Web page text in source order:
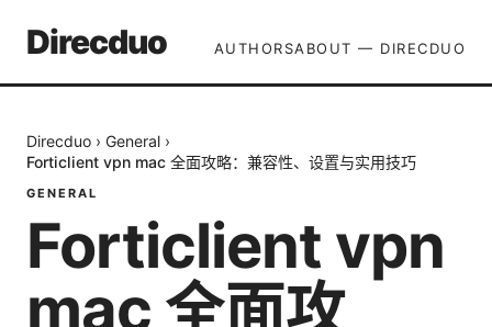
Direcduo AUTHORSABOUT — DIRECDUO
Direcduo › General ›
Forticlient vpn mac 全面攻略：兼容性、设置与实用技巧
GENERAL
Forticlient vpn
mac 全面攻